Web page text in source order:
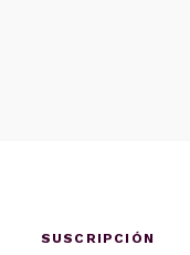
SUSCRIPCIÓN